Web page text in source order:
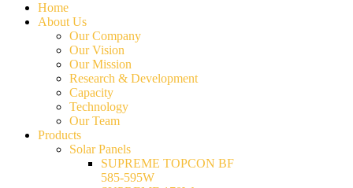
Home
About Us
Our Company
Our Vision
Our Mission
Research & Development
Capacity
Technology
Our Team
Products
Solar Panels
SUPREME TOPCON BF
585-595W